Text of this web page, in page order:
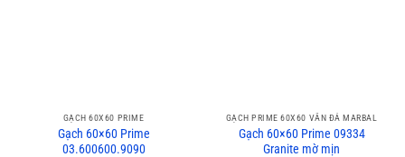
GẠCH 60X60 PRIME
Gạch 60×60 Prime
03.600600.9090
GẠCH PRIME 60X60 VÂN ĐÁ MARBAL
Gạch 60×60 Prime 09334
Granite mờ mịn